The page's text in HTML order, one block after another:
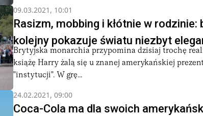
09.03.2021, 10:01
Rasizm, mobbing i kłótnie w
kolejny pokazuje światu niezbyt
Brytyjska monarchia przypomina dzisiaj trochę
książę Harry żalą się u znanej amerykańskiej
"instytucji". W grę...
24.02.2021, 09:00
Coca-Cola ma dla swoich